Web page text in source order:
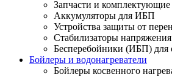
Запчасти и комплектующие
Аккумуляторы для ИБП
Устройства защиты от
Стабилизаторы напряжения
Бесперебойники (ИБП) для
Бойлеры и водонагреватели
Бойлеры косвенного